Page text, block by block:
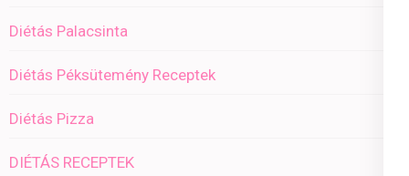
Diétás Palacsinta
Diétás Péksütemény Receptek
Diétás Pizza
DIÉTÁS RECEPTEK